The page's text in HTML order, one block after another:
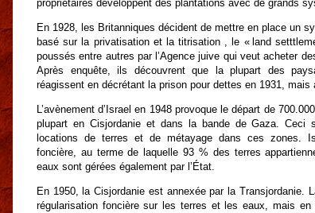
propriétaires développent des plantations avec de grands
En 1928, les Britanniques décident de mettre en place un
basé sur la privatisation et la titrisation , le « land
poussés entre autres par l’Agence juive qui veut acheter
Après enquête, ils découvrent que la plupart des
réagissent en décrétant la prison pour dettes en 1931, mais
L’avènement d’Israel en 1948 provoque le départ de
plupart en Cisjordanie et dans la bande de Gaza. Ceci
locations de terres et de métayage dans ces zones.
foncière, au terme de laquelle 93 % des terres
eaux sont gérées également par l’État.
En 1950, la Cisjordanie est annexée par la Transjordanie.
régularisation foncière sur les terres et les eaux, mais